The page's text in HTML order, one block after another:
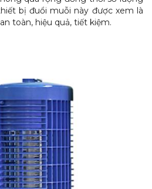
bị đuổi muỗi này được xem là
an toàn, hiệu quả, tiết kiệm.